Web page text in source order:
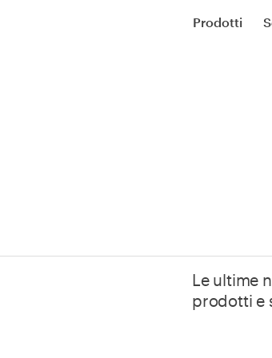
Prodotti
Le ultime
prodotti e